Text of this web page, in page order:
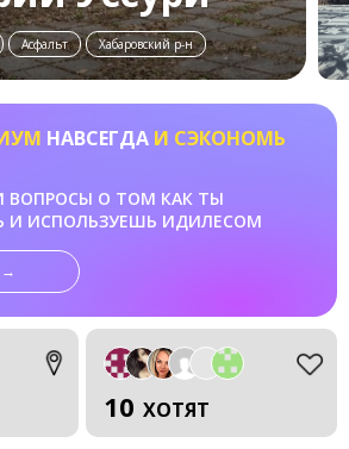
Асфальт Хабаровский р-н
НАВСЕГДА И СЭКОНОМЬ
ВОПРОСЫ О ТОМ КАК ТЫ
И ИСПОЛЬЗУЕШЬ ИДИЛЕСОМ
→
10 ХОТЯТ